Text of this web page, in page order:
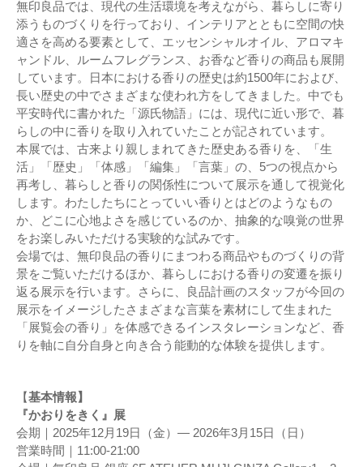
無印良品では、現代の生活環境を考えながら、暮らしに寄り
添うものづくりを行っており、インテリアとともに空間の快
適さを高める要素として、エッセンシャルオイル、アロマキ
ャンドル、ルームフレグランス、お香など香りの商品も展開
しています。日本における香りの歴史は約1500年におよび、
長い歴史の中でさまざまな使われ方をしてきました。中でも
平安時代に書かれた「源氏物語」には、現代に近い形で、暮
らしの中に香りを取り入れていたことが記されています。
本展では、古来より親しまれてきた歴史ある香りを、「生
活」「歴史」「体感」「編集」「言葉」の、5つの視点から
再考し、暮らしと香りの関係性について展示を通して視覚化
します。わたしたちにとっていい香りとはどのようなもの
か、どこに心地よさを感じているのか、抽象的な嗅覚の世界
をお楽しみいただける実験的な試みです。
会場では、無印良品の香りにまつわる商品やものづくりの背
景をご覧いただけるほか、暮らしにおける香りの変遷を振り
返る展示を行います。さらに、良品計画のスタッフが今回の
展示をイメージしたさまざまな言葉を素材にして生まれた
「展覧会の香り」を体感できるインスタレーションなど、香
りを軸に自分自身と向き合う能動的な体験を提供します。
【基本情報】
『かおりをきく』展
会期｜2025年12月19日（金）― 2026年3月15日（日）
営業時間｜11:00-21:00